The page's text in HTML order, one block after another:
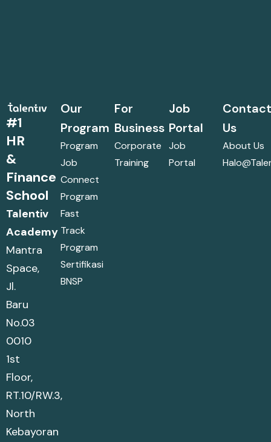
#1
HR
&
Finance
School
Talentiv
Academy
Mantra
Space,
Jl.
Baru
No.03
0010
1st
Floor,
RT.10/RW.3,
North
Kebayoran
Our
Program
Program
Job
Connect
Program
Fast
Track
Program
Sertifikasi
BNSP
For
Business
Corporate
Training
Job
Portal
Job
Portal
Us
About Us